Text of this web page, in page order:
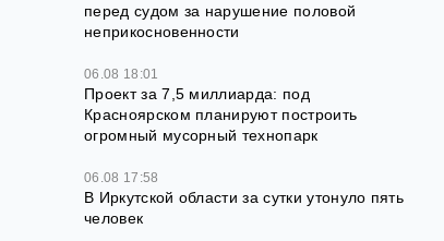
перед судом за нарушение половой
неприкосновенности
06.08 18:01
Проект за 7,5 миллиарда: под
Красноярском планируют построить
огромный мусорный технопарк
06.08 17:58
В Иркутской области за сутки утонуло пять
человек